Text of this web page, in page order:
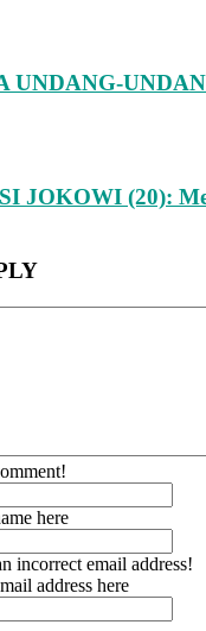
UNDANG-
JOKOWI (20):
here
incorrect email address!
address here